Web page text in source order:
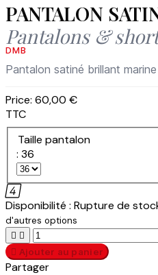
PANTALON
Pantalons &
DMB
Pantalon satiné brillant marine
Price: 60,00 €
TTC
Taille pantalon
: 36

Disponibilité : Rupture de
d'autres options
 
 Ajouter au panier
Partager